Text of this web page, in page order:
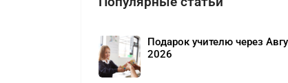
Подарок учителю через
2026